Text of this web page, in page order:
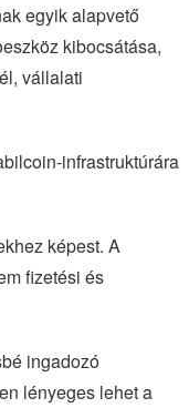
egyik alapvető
kibocsátása,
vállalati
infrastruktúrára
képest. A
fizetési és
ingadozó
lényeges lehet a